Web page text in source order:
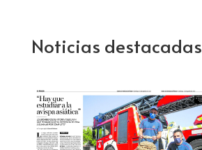
Noticias destacadas